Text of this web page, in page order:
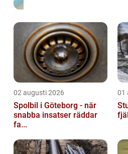
02 augusti 2026
Spolbil i Göteborg - när
snabba insatser räddar
fa...
01